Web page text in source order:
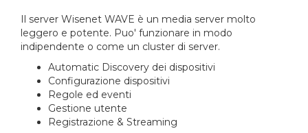
Il server Wisenet WAVE è un media server molto
leggero e potente. Puo' funzionare in modo
indipendente o come un cluster di server.
Automatic Discovery dei dispositivi
Configurazione dispositivi
Regole ed eventi
Gestione utente
Registrazione & Streaming